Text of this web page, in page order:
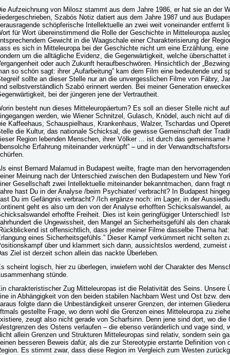
Aufzeichnung von Milosz stammt aus dem Jahre 1986, er hat sie an der
Szabós Notiz datiert aus dem Jahre 1987 und aus
schöpferische Intellektuelle an zwei weit voneinander entfernt
für Wort übereinstimmend die Rolle der Geschichte in Mitteleuropa
Gewicht in die Waagschale einer Charakterisierung der
es sich in Mitteleuropa bei der Geschichte nicht um eine Erzählung, eine
um die alltägliche Evidenz, die Gegenwärtigkeit, welche
oder auch Zukunft heraufbeschwören. Hinsichtlich der
so schön sagt: ihrer „Aufarbeitung” kam dem Film eine bedeutende und
sollte an dieser Stelle nur an die unvergesslichen Filme von Fábry,
selbstverständlich Szabó erinnert werden. Bei meiner Generation
bei der jüngeren jene der Vertrautheit.
besteht nun dieses Mitteleuropäertum? Es soll an dieser Stelle nicht
werden, wie Wiener Schnitzel, Gulasch, Knödel, auch nicht auf
Kaffeehaus, Schauspielhaus, Krankenhaus, Walzer, Tschardas und
die Kultur, das nationale Schicksal, die gewisse Gemeinschaft der
Region lebenden Menschen, ihrer Völker ... ist durch das gemeinsame
Erfahrung miteinander verknüpft” – und in der
einst Bernard Malamud in Budapest weilte, fragte man den
Meinung nach der Unterschied zwischen den Budapestern und New
Gesellschaft zwei Intellektuelle miteinander bekanntmachen, dann fragt
hast Du in der Analyse /beim Psychiater/ verbracht? In Budapest
Du im Gefängnis verbracht? /Ich ergänze noch: im Lager, in der
geht es also um den von der Analyse erhofften Schicksalswandel,
erhoffte Freiheit. Dies ist kein geringfügiger Unterschied!
die Ungewissheit, den Mangel an Sicherheitsgefühl als den
ist offensichtlich, dass jeder meiner Filme dasselbe Thema
eines Sicherheitsgefühls.” Dieser Kampf verkümmert nicht selten
über und klammert sich dann, aussichtslos werdend, zumeist
Ziel ist derzeit schon allein das nackte Überleben.
scheint logisch, hier zu überlegen, inwiefern wohl der Charakter des
stünde.
charakteristischer Zug Mitteleuropas ist die Relativität des Seins. Unsere
in Abhängigkeit von den beiden stabilen Nachbarn West und Ost bzw.
folgte dann die Unbeständigkeit unserer Grenzen, der internen
gestellte Frage, wo denn wohl die Grenzen eines Mitteleuropa zu
zeugt also nicht gerade von Scharfsinn. Denn jene sind dort, wo die
des Ostens verlaufen – die ebenso veränderlich und vage sind,
allein Grenzen und Strukturen Mitteleuropas sind relativ, sondern sein
besseren Beweis dafür, als die zur Stereotypie erstarrte Definition von
Es stimmt zwar, dass diese Region im Vergleich zum Westen